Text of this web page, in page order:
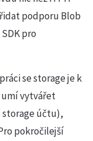
podporu Blob
pro
se storage je k
vytvářet
storage účtu),
pokročilejší